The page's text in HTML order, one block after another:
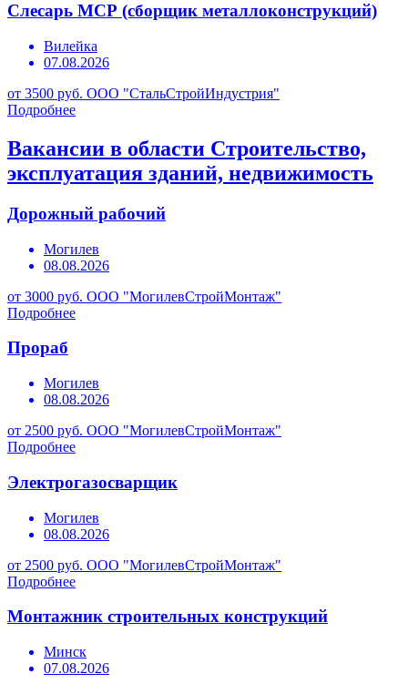
Слесарь МСР (сборщик металлоконструкций)
Вилейка
07.08.2026
от 3500 руб. ООО "СтальСтройИндустрия"
Подробнее
Вакансии в области Строительство,
эксплуатация зданий, недвижимость
Дорожный рабочий
Могилев
08.08.2026
от 3000 руб. ООО "МогилевСтройМонтаж"
Подробнее
Прораб
Могилев
08.08.2026
от 2500 руб. ООО "МогилевСтройМонтаж"
Подробнее
Электрогазосварщик
Могилев
08.08.2026
от 2500 руб. ООО "МогилевСтройМонтаж"
Подробнее
Монтажник строительных конструкций
Минск
07.08.2026